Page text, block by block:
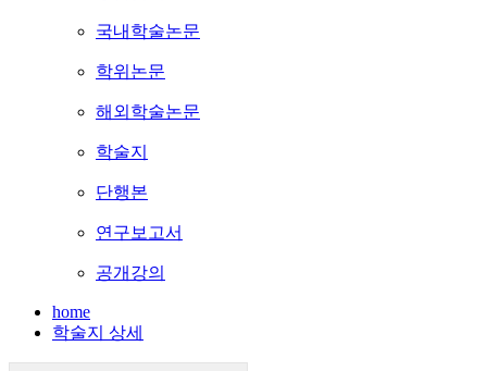
국내학술논문
학위논문
해외학술논문
학술지
단행본
연구보고서
공개강의
home
학술지 상세